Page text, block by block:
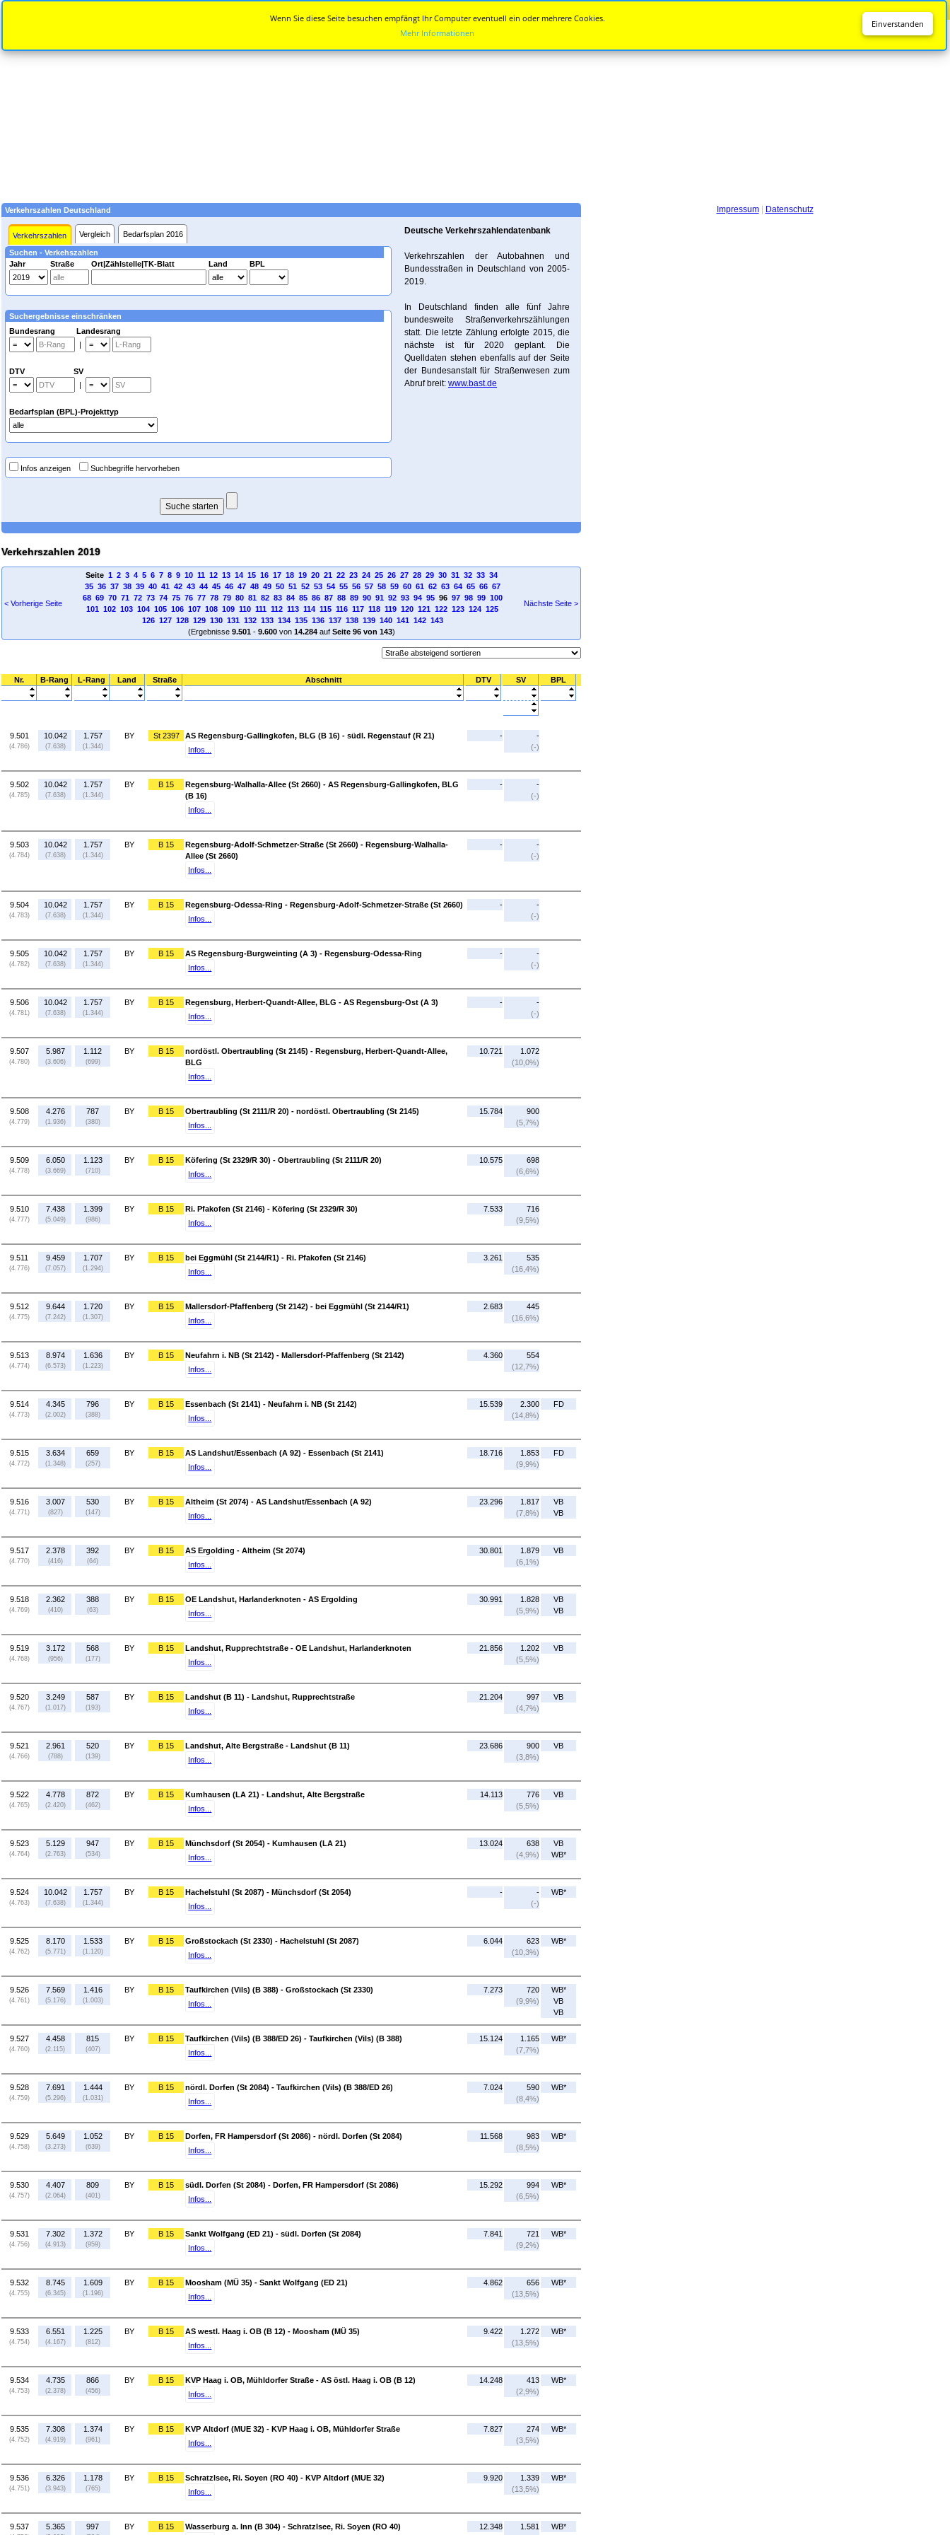
Verkehrszahlen Deutschland
Verkehrszahlen Vergleich Bedarfsplan 2016
Suchen - Verkehszahlen
Jahr
Straße Ort|Zählstelle|TK-Blatt Land BPL
Suchergebnisse einschränken
Bundesrang Landesrang
|
DTV SV
|
Bedarfsplan (BPL)-Projekttyp
Infos anzeigen Suchbegriffe hervorheben
Deutsche Verkehrszahlendatenbank
Verkehrszahlen der Autobahnen und
Bundesstraßen in Deutschland von 2005-
2019.
In Deutschland finden alle fünf Jahre
bundesweite Straßenverkehrszählungen
statt. Die letzte Zählung erfolgte 2015, die
nächste ist für 2020 geplant. Die
Quelldaten stehen ebenfalls auf der Seite
der Bundesanstalt für Straßenwesen zum
Abruf breit: www.bast.de
Verkehrszahlen 2019
< Vorherige Seite
Seite 1 2 3 4 5 6 7 8 9 10 11 12 13 14 15 16 17 18 19 20 21 22 23 24 25 26 27 28 29 30 31 32 33 34
35 36 37 38 39 40 41 42 43 44 45 46 47 48 49 50 51 52 53 54 55 56 57 58 59 60 61 62 63 64 65 66 67
68 69 70 71 72 73 74 75 76 77 78 79 80 81 82 83 84 85 86 87 88 89 90 91 92 93 94 9596 97 98 99 100
101 102 103 104 105 106 107 108 109 110 111 112 113 114 115 116 117 118 119 120 121 122 123 124 125
126 127 128 129 130 131 132 133 134 135 136 137 138 139 140 141 142 143
(Ergebnisse 9.501- 9.600von 14.284auf Seite 96 von 143)
Nächste Seite >
Nr. B-Rang L-Rang Land Straße Abschnitt DTV SV BPL
9.501
(4.786)
10.042
(7.638)
1.757
(1.344)
BY St 2397
AS Regensburg-Gallingkofen, BLG (B 16) - südl. Regenstauf (R 21)
Infos...
-
-
(-)
9.502
(4.785)
10.042
(7.638)
1.757
(1.344)
BY B 15
Regensburg-Walhalla-Allee (St 2660) - AS Regensburg-Gallingkofen, BLG
(B 16)
Infos...
-
-
(-)
9.503
(4.784)
10.042
(7.638)
1.757
(1.344)
BY B 15
Regensburg-Adolf-Schmetzer-Straße (St 2660) - Regensburg-Walhalla-
Allee (St 2660)
Infos...
-
-
(-)
9.504
(4.783)
10.042
(7.638)
1.757
(1.344)
BY B 15
Regensburg-Odessa-Ring - Regensburg-Adolf-Schmetzer-Straße (St 2660)
Infos...
-
-
(-)
9.505
(4.782)
10.042
(7.638)
1.757
(1.344)
BY B 15
AS Regensburg-Burgweinting (A 3) - Regensburg-Odessa-Ring
Infos...
-
-
(-)
9.506
(4.781)
10.042
(7.638)
1.757
(1.344)
BY B 15
Regensburg, Herbert-Quandt-Allee, BLG - AS Regensburg-Ost (A 3)
Infos...
-
-
(-)
9.507
(4.780)
5.987
(3.606)
1.112
(699)
BY B 15
nordöstl. Obertraubling (St 2145) - Regensburg, Herbert-Quandt-Allee,
BLG
Infos...
10.721
1.072
(10,0%)
9.508
(4.779)
4.276
(1.936)
787
(380)
BY B 15
Obertraubling (St 2111/R 20) - nordöstl. Obertraubling (St 2145)
Infos...
15.784
900
(5,7%)
9.509
(4.778)
6.050
(3.669)
1.123
(710)
BY B 15
Köfering (St 2329/R 30) - Obertraubling (St 2111/R 20)
Infos...
10.575
698
(6,6%)
9.510
(4.777)
7.438
(5.049)
1.399
(986)
BY B 15
Ri. Pfakofen (St 2146) - Köfering (St 2329/R 30)
Infos...
7.533
716
(9,5%)
9.511
(4.776)
9.459
(7.057)
1.707
(1.294)
BY B 15
bei Eggmühl (St 2144/R1) - Ri. Pfakofen (St 2146)
Infos...
3.261
535
(16,4%)
9.512
(4.775)
9.644
(7.242)
1.720
(1.307)
BY B 15
Mallersdorf-Pfaffenberg (St 2142) - bei Eggmühl (St 2144/R1)
Infos...
2.683
445
(16,6%)
9.513
(4.774)
8.974
(6.573)
1.636
(1.223)
BY B 15
Neufahrn i. NB (St 2142) - Mallersdorf-Pfaffenberg (St 2142)
Infos...
4.360
554
(12,7%)
9.514
(4.773)
4.345
(2.002)
796
(388)
BY B 15
Essenbach (St 2141) - Neufahrn i. NB (St 2142)
Infos...
15.539
2.300
(14,8%)
FD
9.515
(4.772)
3.634
(1.348)
659
(257)
BY B 15
AS Landshut/Essenbach (A 92) - Essenbach (St 2141)
Infos...
18.716
1.853
(9,9%)
FD
9.516
(4.771)
3.007
(827)
530
(147)
BY B 15
Altheim (St 2074) - AS Landshut/Essenbach (A 92)
Infos...
23.296
1.817
(7,8%)
VB
VB
9.517
(4.770)
2.378
(416)
392
(64)
BY B 15
AS Ergolding - Altheim (St 2074)
Infos...
30.801
1.879
(6,1%)
VB
9.518
(4.769)
2.362
(410)
388
(63)
BY B 15
OE Landshut, Harlanderknoten - AS Ergolding
Infos...
30.991
1.828
(5,9%)
VB
VB
9.519
(4.768)
3.172
(956)
568
(177)
BY B 15
Landshut, Rupprechtstraße - OE Landshut, Harlanderknoten
Infos...
21.856
1.202
(5,5%)
VB
9.520
(4.767)
3.249
(1.017)
587
(193)
BY B 15
Landshut (B 11) - Landshut, Rupprechtstraße
Infos...
21.204
997
(4,7%)
VB
9.521
(4.766)
2.961
(788)
520
(139)
BY B 15
Landshut, Alte Bergstraße - Landshut (B 11)
Infos...
23.686
900
(3,8%)
VB
9.522
(4.765)
4.778
(2.420)
872
(462)
BY B 15
Kumhausen (LA 21) - Landshut, Alte Bergstraße
Infos...
14.113
776
(5,5%)
VB
9.523
(4.764)
5.129
(2.763)
947
(534)
BY B 15
Münchsdorf (St 2054) - Kumhausen (LA 21)
Infos...
13.024
638
(4,9%)
VB
WB*
9.524
(4.763)
10.042
(7.638)
1.757
(1.344)
BY B 15
Hachelstuhl (St 2087) - Münchsdorf (St 2054)
Infos...
-
-
(-)
WB*
9.525
(4.762)
8.170
(5.771)
1.533
(1.120)
BY B 15
Großstockach (St 2330) - Hachelstuhl (St 2087)
Infos...
6.044
623
(10,3%)
WB*
9.526
(4.761)
7.569
(5.176)
1.416
(1.003)
BY B 15
Taufkirchen (Vils) (B 388) - Großstockach (St 2330)
Infos...
7.273
720
(9,9%)
WB*
VB
VB
9.527
(4.760)
4.458
(2.115)
815
(407)
BY B 15
Taufkirchen (Vils) (B 388/ED 26) - Taufkirchen (Vils) (B 388)
Infos...
15.124
1.165
(7,7%)
WB*
9.528
(4.759)
7.691
(5.296)
1.444
(1.031)
BY B 15
nördl. Dorfen (St 2084) - Taufkirchen (Vils) (B 388/ED 26)
Infos...
7.024
590
(8,4%)
WB*
9.529
(4.758)
5.649
(3.273)
1.052
(639)
BY B 15
Dorfen, FR Hampersdorf (St 2086) - nördl. Dorfen (St 2084)
Infos...
11.568
983
(8,5%)
WB*
9.530
(4.757)
4.407
(2.064)
809
(401)
BY B 15
südl. Dorfen (St 2084) - Dorfen, FR Hampersdorf (St 2086)
Infos...
15.292
994
(6,5%)
WB*
9.531
(4.756)
7.302
(4.913)
1.372
(959)
BY B 15
Sankt Wolfgang (ED 21) - südl. Dorfen (St 2084)
Infos...
7.841
721
(9,2%)
WB*
9.532
(4.755)
8.745
(6.345)
1.609
(1.196)
BY B 15
Moosham (MÜ 35) - Sankt Wolfgang (ED 21)
Infos...
4.862
656
(13,5%)
WB*
9.533
(4.754)
6.551
(4.167)
1.225
(812)
BY B 15
AS westl. Haag i. OB (B 12) - Moosham (MÜ 35)
Infos...
9.422
1.272
(13,5%)
WB*
9.534
(4.753)
4.735
(2.378)
866
(456)
BY B 15
KVP Haag i. OB, Mühldorfer Straße - AS östl. Haag i. OB (B 12)
Infos...
14.248
413
(2,9%)
WB*
9.535
(4.752)
7.308
(4.919)
1.374
(961)
BY B 15
KVP Altdorf (MUE 32) - KVP Haag i. OB, Mühldorfer Straße
Infos...
7.827
274
(3,5%)
WB*
9.536
(4.751)
6.326
(3.943)
1.178
(765)
BY B 15
Schratzlsee, Ri. Soyen (RO 40) - KVP Altdorf (MUE 32)
Infos...
9.920
1.339
(13,5%)
WB*
9.537 5.365 997 BY B 15 Wasserburg a. Inn (B 304) - Schratzlsee, Ri. Soyen (RO 40) 12.348
1.581
WB*
Impressum| Datenschutz
Einverstanden
Wenn Sie diese Seite besuchen empfängt Ihr Computer eventuell ein oder mehrere Cookies.
Mehr Informationen